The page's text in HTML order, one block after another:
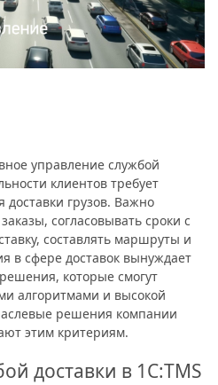
управление службой
клиентов требует
доставки грузов. Важно
согласовывать сроки с
составлять маршруты и
в сфере доставок вынуждает
которые смогут
алгоритмами и высокой
решения компании
этим критериям.
доставки в 1С:TMS